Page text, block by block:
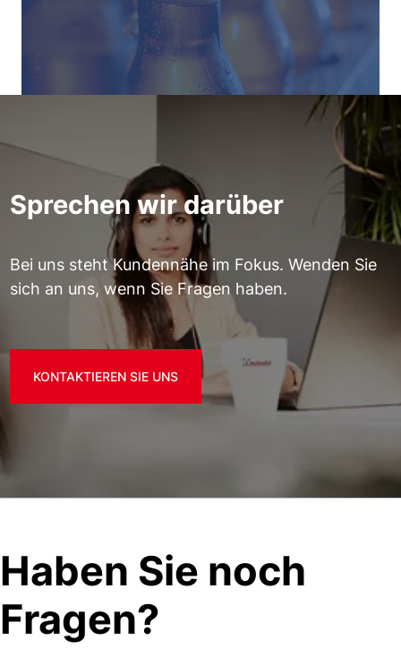
Sprechen wir darüber
Bei uns steht Kundennähe im Fokus. Wenden Sie
sich an uns, wenn Sie Fragen haben.
KONTAKTIEREN SIE UNS
Haben Sie noch
Fragen?